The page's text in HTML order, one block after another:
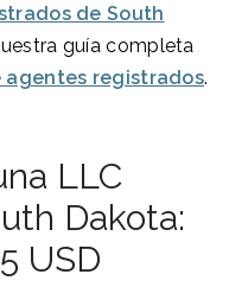
de South
guía completa
agentes registrados.
LLC
Dakota:
USD